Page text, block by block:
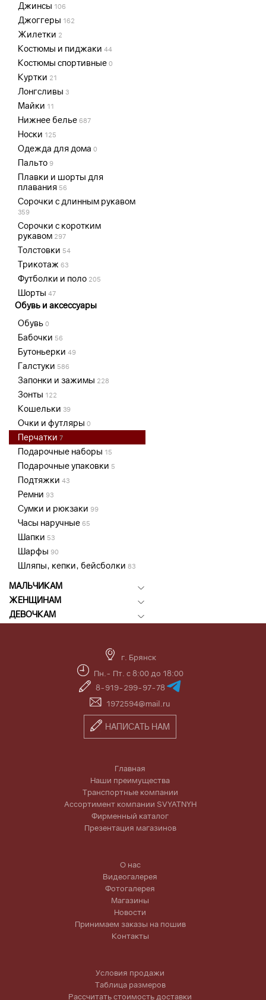
Джинсы 106
Джоггеры 162
Жилетки 2
Костюмы и пиджаки 44
Костюмы спортивные 0
Куртки 21
Лонгсливы 3
Майки 11
Нижнее белье 687
Носки 125
Одежда для дома 0
Пальто 9
Плавки и шорты для
плавания 56
Сорочки с длинным рукавом
359
Сорочки с коротким
рукавом 297
Толстовки 54
Трикотаж 63
Футболки и поло 205
Шорты 47
Обувь и аксессуары
Обувь 0
Бабочки 56
Бутоньерки 49
Галстуки 586
Запонки и зажимы 228
Зонты 122
Кошельки 39
Очки и футляры 0
Перчатки 7
Подарочные наборы 15
Подарочные упаковки 5
Подтяжки 43
Ремни 93
Сумки и рюкзаки 99
Часы наручные 65
Шапки 53
Шарфы 90
Шляпы, кепки, бейсболки 83
МАЛЬЧИКАМ
ЖЕНЩИНАМ
ДЕВОЧКАМ
г. Брянск
Пн.- Пт. с 8:00 до 18:00
8-919-299-97-78
1972594@mail.ru
НАПИСАТЬ НАМ
Главная
Наши преимущества
Транспортные компании
Ассортимент компании SVYATNYH
Фирменный каталог
Презентация магазинов
О нас
Видеогалерея
Фотогалерея
Магазины
Новости
Принимаем заказы на пошив
Контакты
Условия продажи
Таблица размеров
Рассчитать стоимость доставки